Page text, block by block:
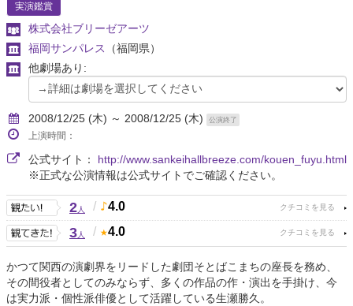
実演鑑賞
株式会社ブリーゼアーツ
福岡サンパレス
（福岡県）
他劇場あり:
2008/12/25 (木) ～ 2008/12/25 (木) 公演終了
上演時間：
公式サイト： http://www.sankeihallbreeze.com/kouen_fuyu.html
※正式な公演情報は公式サイトでご確認ください。
2人 / 4.0
3人 / 4.0
かつて関西の演劇界をリードした劇団そとばこまちの座長を務め、
その間役者としてのみならず、多くの作品の作・演出を手掛け、今
は実力派・個性派俳優として活躍している生瀬勝久。